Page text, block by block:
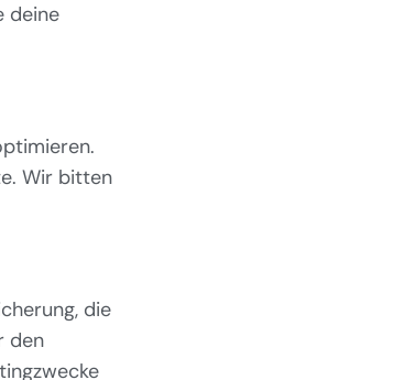
deine
Wir bitten
die
den